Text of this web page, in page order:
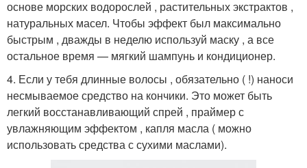
основе морских водорослей , растительных экстрактов ,
натуральных масел. Чтобы эффект был максимально
быстрым , дважды в неделю используй маску , а все
остальное время — мягкий шампунь и кондиционер.
4. Если у тебя длинные волосы , обязательно ( !) наноси
несмываемое средство на кончики. Это может быть
легкий восстанавливающий спрей , праймер с
увлажняющим эффектом , капля масла ( можно
использовать средства с сухими маслами).